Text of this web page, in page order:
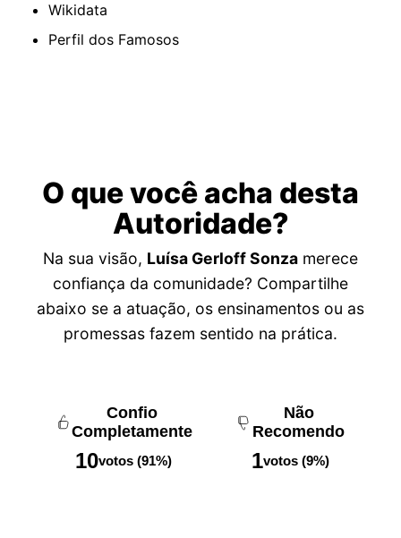
Wikidata
Perfil dos Famosos
O que você acha desta
Autoridade?
Na sua visão, Luísa Gerloff Sonza merece
confiança da comunidade? Compartilhe
abaixo se a atuação, os ensinamentos ou as
promessas fazem sentido na prática.
Confio
Completamente
10votos (91%)
Não
Recomendo
1votos (9%)